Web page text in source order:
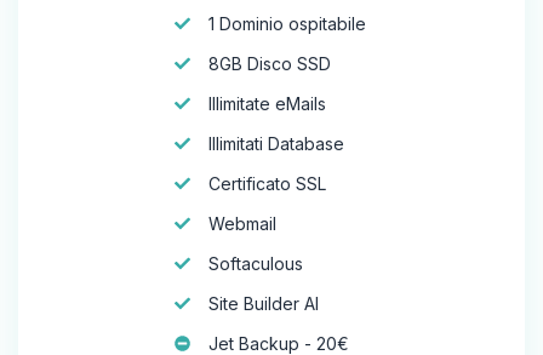
1 Dominio ospitabile
8GB Disco SSD
Illimitate eMails
Illimitati Database
Certificato SSL
Webmail
Softaculous
Site Builder AI
Jet Backup - 20€